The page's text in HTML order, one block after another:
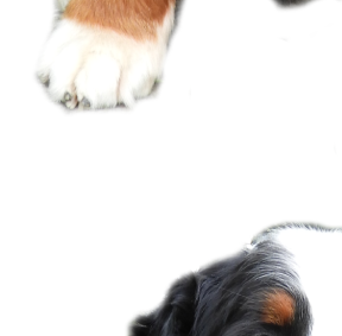
Landislaw CZ Champion klein